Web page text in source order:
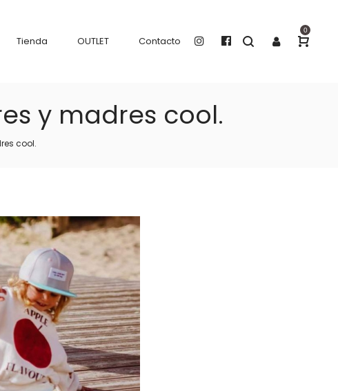
0
Tienda OUTLET Contacto
y madres cool.
cool.